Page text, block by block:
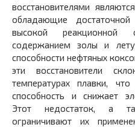
восстановителями
обладающие достаточной
высокой реакционной
содержанием золы и
способности нефтяных
эти восстановители
температурах плавки,
способность и снижает
Этот недостаток, а
ограничивают их